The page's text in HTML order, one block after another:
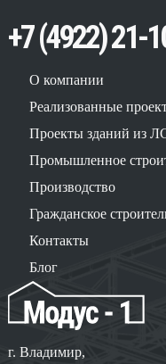
+7 (4922) 21-
О компании
Реализованные
Проекты зданий из
Промышленное
Производство
Гражданское
Контакты
Блог
г. Владимир,